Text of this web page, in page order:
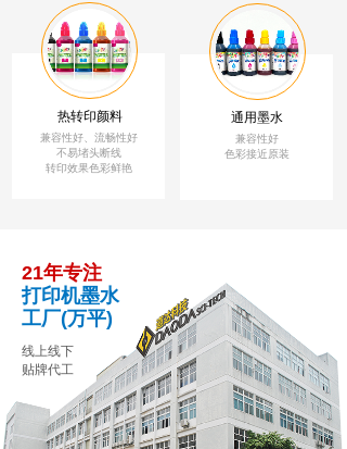
通用墨水
兼容性好
色彩接近原装
热转印颜料
兼容性好、流畅性好
不易堵头断线
转印效果色彩鲜艳
21年专注
打印机墨水
工厂(万平)
线上线下
贴牌代工